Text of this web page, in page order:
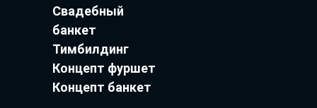
Свадебный
банкет
Тимбилдинг
Концепт фуршет
Концепт банкет